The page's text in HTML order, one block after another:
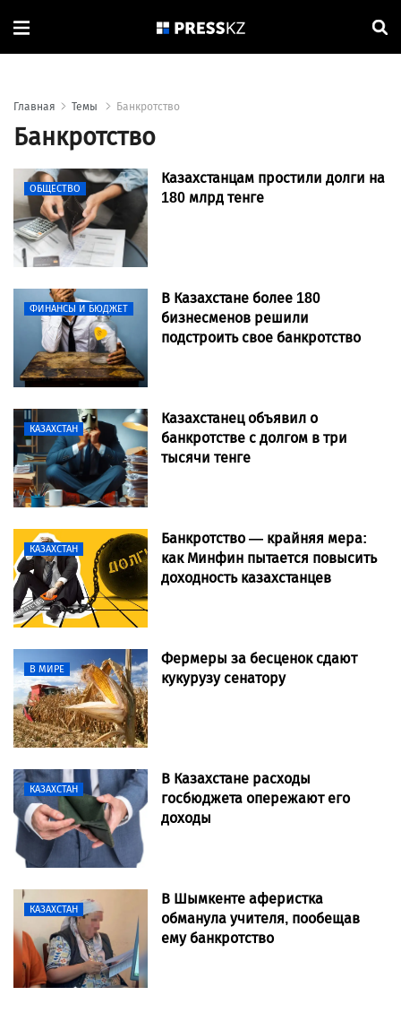
Главная Темы Банкротство
Банкротство
ОБЩЕСТВО
Казахстанцам простили долги на
180 млрд тенге
ФИНАНСЫ И БЮДЖЕТ
В Казахстане более 180
бизнесменов решили
подстроить свое банкротство
КАЗАХСТАН
Казахстанец объявил о
банкротстве с долгом в три
тысячи тенге
КАЗАХСТАН
Банкротство — крайняя мера:
как Минфин пытается повысить
доходность казахстанцев
В МИРЕ
Фермеры за бесценок сдают
кукурузу сенатору
КАЗАХСТАН
В Казахстане расходы
госбюджета опережают его
доходы
КАЗАХСТАН
В Шымкенте аферистка
обманула учителя, пообещав
ему банкротство